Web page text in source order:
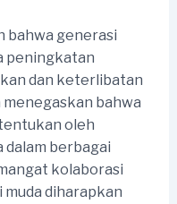
bahwa generasi
peningkatan
dan keterlibatan
bahwa
oleh
dalam berbagai
kolaborasi
diharapkan